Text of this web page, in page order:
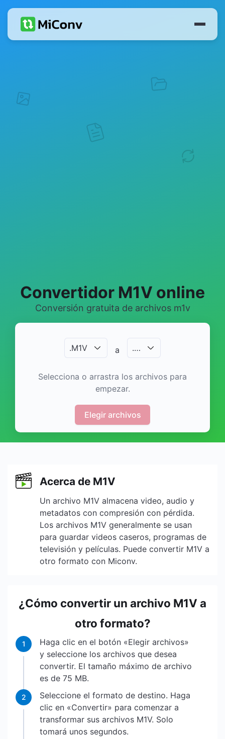
Convertidor M1V online
Conversión gratuita de archivos m1v
.M1V a .…
Selecciona o arrastra los archivos para
empezar.
Elegir archivos
Acerca de M1V
Un archivo M1V almacena video, audio y
metadatos con compresión con pérdida.
Los archivos M1V generalmente se usan
para guardar videos caseros, programas de
televisión y películas. Puede convertir M1V a
otro formato con Miconv.
¿Cómo convertir un archivo M1V a
otro formato?
1
Haga clic en el botón «Elegir archivos»
y seleccione los archivos que desea
convertir. El tamaño máximo de archivo
es de 75 MB.
2
Seleccione el formato de destino. Haga
clic en «Convertir» para comenzar a
transformar sus archivos M1V. Solo
tomará unos segundos.